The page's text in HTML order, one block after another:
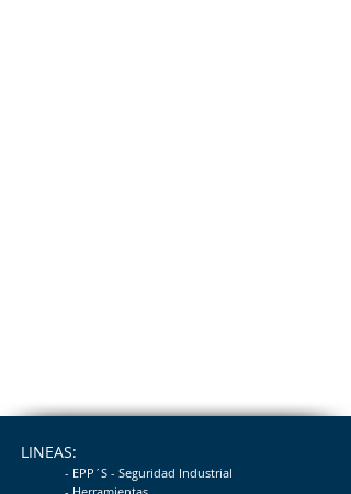
LINEAS:
- EPP´S - Seguridad Industrial